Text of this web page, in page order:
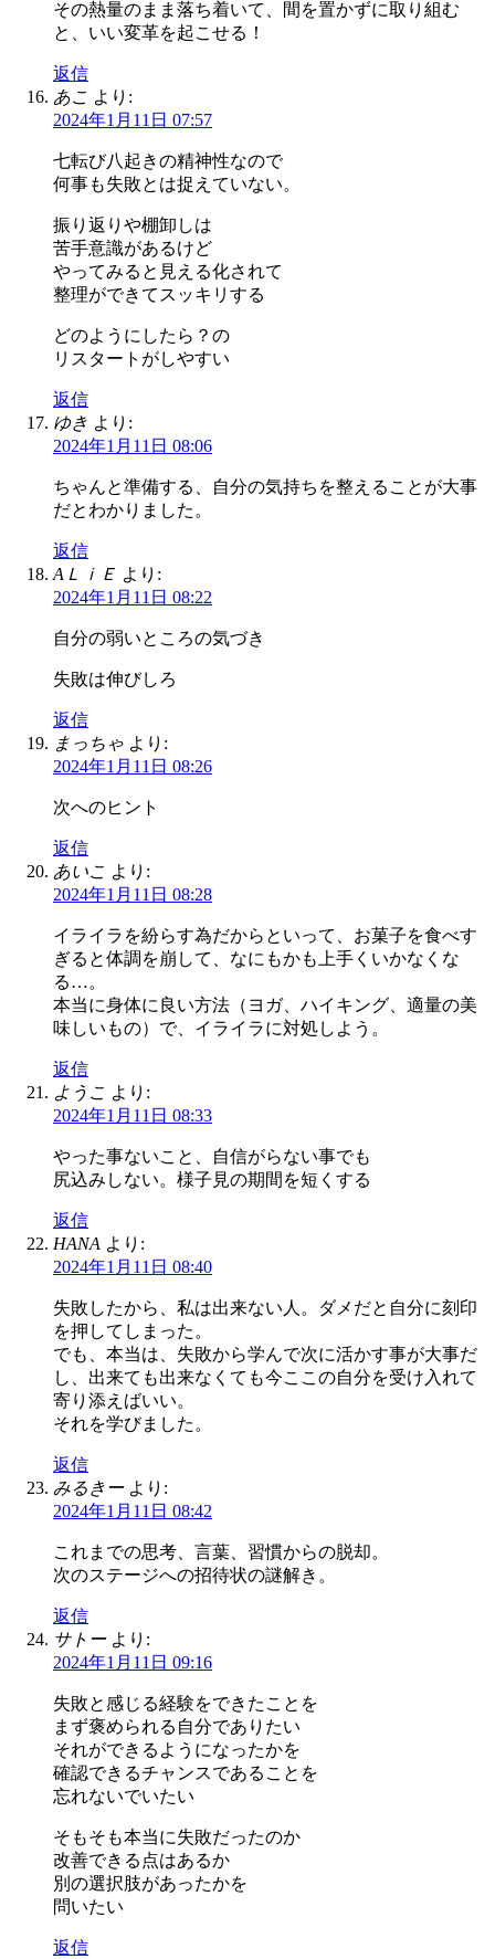
その熱量のまま落ち着いて、間を置かずに取り組む
と、いい変革を起こせる！
返信
あこ より:
2024年1月11日 07:57
七転び八起きの精神性なので
何事も失敗とは捉えていない。
振り返りや棚卸しは
苦手意識があるけど
やってみると見える化されて
整理ができてスッキリする
どのようにしたら？の
リスタートがしやすい
返信
ゆき より:
2024年1月11日 08:06
ちゃんと準備する、自分の気持ちを整えることが大事
だとわかりました。
返信
AＬｉＥ より:
2024年1月11日 08:22
自分の弱いところの気づき
失敗は伸びしろ
返信
まっちゃ より:
2024年1月11日 08:26
次へのヒント
返信
あいこ より:
2024年1月11日 08:28
イライラを紛らす為だからといって、お菓子を食べす
ぎると体調を崩して、なにもかも上手くいかなくな
る…。
本当に身体に良い方法（ヨガ、ハイキング、適量の美
味しいもの）で、イライラに対処しよう。
返信
ようこ より:
2024年1月11日 08:33
やった事ないこと、自信がらない事でも
尻込みしない。様子見の期間を短くする
返信
HANA より:
2024年1月11日 08:40
失敗したから、私は出来ない人。ダメだと自分に刻印
を押してしまった。
でも、本当は、失敗から学んで次に活かす事が大事だ
し、出来ても出来なくても今ここの自分を受け入れて
寄り添えばいい。
それを学びました。
返信
みるきー より:
2024年1月11日 08:42
これまでの思考、言葉、習慣からの脱却。
次のステージへの招待状の謎解き。
返信
サトー より:
2024年1月11日 09:16
失敗と感じる経験をできたことを
まず褒められる自分でありたい
それができるようになったかを
確認できるチャンスであることを
忘れないでいたい
そもそも本当に失敗だったのか
改善できる点はあるか
別の選択肢があったかを
問いたい
返信